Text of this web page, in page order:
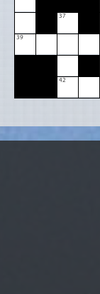
37
39
42